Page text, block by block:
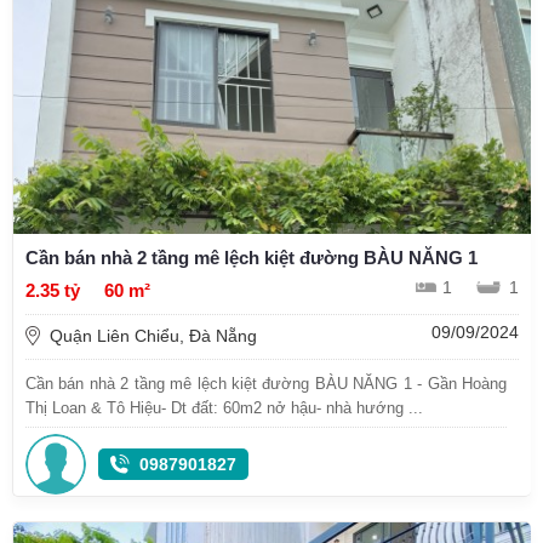
Cần bán nhà 2 tầng mê lệch kiệt đường BÀU NĂNG 1
2.35 tỷ
60 m² 1 1
Quận Liên Chiểu, Đà Nẵng 09/09/2024
Cần bán nhà 2 tầng mê lệch kiệt đường BÀU NĂNG 1 - Gần Hoàng
Thị Loan & Tô Hiệu- Dt đất: 60m2 nở hậu- nhà hướng ...
0987901827